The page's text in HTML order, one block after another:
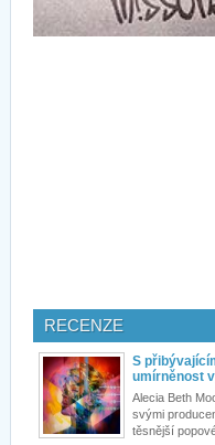
RECENZE
S
umírněnost
Alecia Beth
svými
těsnější